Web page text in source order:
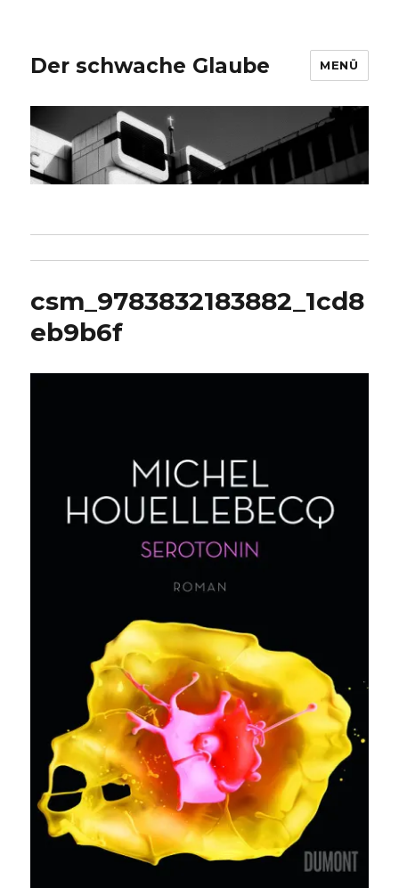
Der schwache Glaube MENÜ
csm_9783832183882_1cd8
eb9b6f